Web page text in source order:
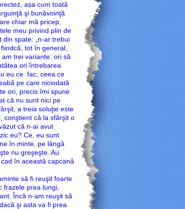
așa cum toată
şi bunăvoinţă
chiar mă pricep,
meu privind plin de
spate: „n-ar trebui
tot în general,
trei variante: ori să
ori întrebarea
eu ce fac, ceea ce
pe care niciodată
ori, precis îmi spune
că nu sunt nici pe
a treia soluţie este
conştient că la sfârşit o
că n-ai avut
eu? Ce, eu sunt
în minte, pe lângă
nu greşeşte. Au
în această capcană
să fi reuşit foarte
prea lungi,
Încă n-am reuşit să
şi asta va fi prea